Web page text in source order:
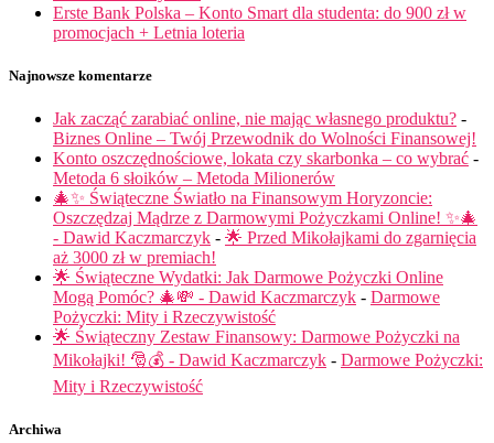
Erste Bank Polska – Konto Smart dla studenta: do 900 zł w
promocjach + Letnia loteria
Najnowsze komentarze
Jak zacząć zarabiać online, nie mając własnego produktu? -
Biznes Online – Twój Przewodnik do Wolności Finansowej!
Konto oszczędnościowe, lokata czy skarbonka – co wybrać -
Metoda 6 słoików – Metoda Milionerów
🎄✨ Świąteczne Światło na Finansowym Horyzoncie:
Oszczędzaj Mądrze z Darmowymi Pożyczkami Online! ✨🎄
- Dawid Kaczmarczyk - 🌟 Przed Mikołajkami do zgarnięcia
aż 3000 zł w premiach!
🌟 Świąteczne Wydatki: Jak Darmowe Pożyczki Online
Mogą Pomóc? 🎄💸 - Dawid Kaczmarczyk - Darmowe
Pożyczki: Mity i Rzeczywistość
🌟 Świąteczny Zestaw Finansowy: Darmowe Pożyczki na
Mikołajki! 🎅💰 - Dawid Kaczmarczyk - Darmowe Pożyczki:
Mity i Rzeczywistość
Archiwa